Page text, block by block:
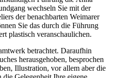
wechseln Sie mit der
der benachbarten Weimarer
Sie das durch die Führung
plastisch veranschaulichen.
betrachtet. Daraufhin
herausgehoben, besprochen
Illustration, vor allem aber die